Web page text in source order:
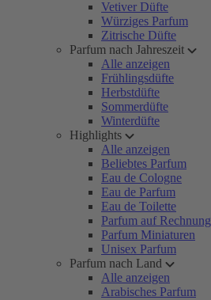
Vetiver Düfte
Würziges Parfum
Zitrische Düfte
Parfum nach Jahreszeit
Alle anzeigen
Frühlingsdüfte
Herbstdüfte
Sommerdüfte
Winterdüfte
Highlights
Alle anzeigen
Beliebtes Parfum
Eau de Cologne
Eau de Parfum
Eau de Toilette
Parfum auf Rechnung
Parfum Miniaturen
Unisex Parfum
Parfum nach Land
Alle anzeigen
Arabisches Parfum